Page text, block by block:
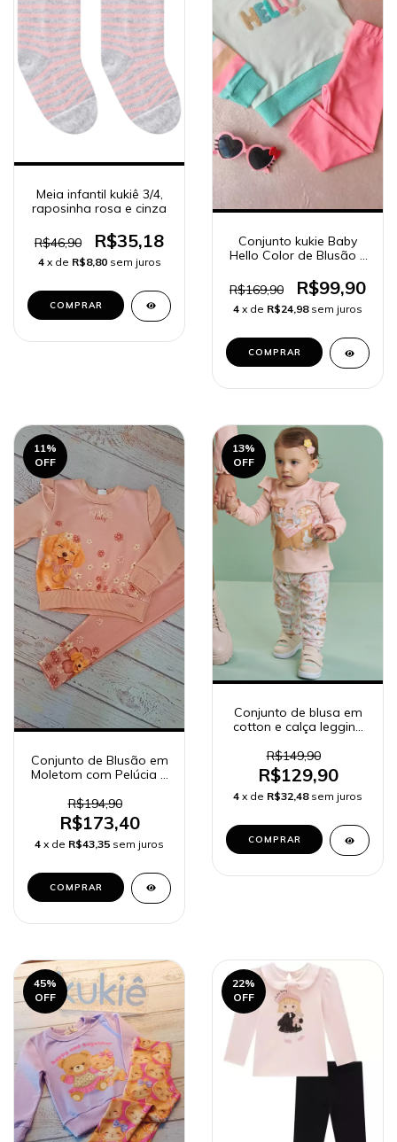
Meia infantil kukiê 3/4,
raposinha rosa e cinza
R$46,90 R$35,18
4 x de R$8,80 sem juros
COMPRAR
Conjunto kukie Baby
Hello Color de Blusão e
R$169,90
R$99,90
4 x de R$24,98 sem juros
COMPRAR
11%
OFF
Conjunto de Blusão em
Moletom com Pelúcia e
Termoskin Peluciado
92202 Kukiê Bebê
Menina
R$194,90
R$173,40
4 x de R$43,35 sem juros
COMPRAR
13%
OFF
Conjunto de blusa em
cotton e calça legging
R$149,90
R$129,90
4 x de R$32,48 sem juros
COMPRAR
45%
OFF
22%
OFF